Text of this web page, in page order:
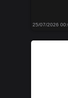
25/07/2026